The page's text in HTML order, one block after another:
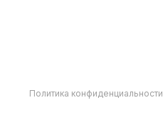
Политика конфиденциальности